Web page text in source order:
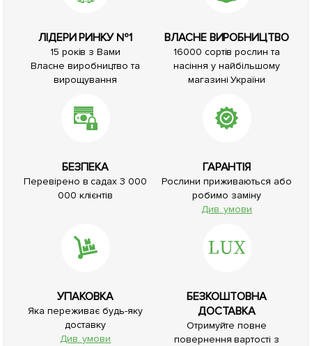
ЛІДЕРИ РИНКУ №1
15 років з Вами
Власне виробництво та
вирощування
ВЛАСНЕ ВИРОБНИЦТВО
16000 сортів рослин та
насіння у найбільшому
магазині України
БЕЗПЕКА
Перевірено в садах 3 000
000 клієнтів
ГАРАНТІЯ
Рослини приживаються або
робимо заміну
Див. умови
УПАКОВКА
Яка переживає будь-яку
доставку
Див. умови
БЕЗКОШТОВНА
ДОСТАВКА
Отримуйте повне
повернення вартості з